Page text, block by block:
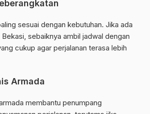
sesuai dengan kebutuhan. Jika ada
sebaiknya ambil jadwal dengan
cukup agar perjalanan terasa lebih
Armada
membantu penumpang